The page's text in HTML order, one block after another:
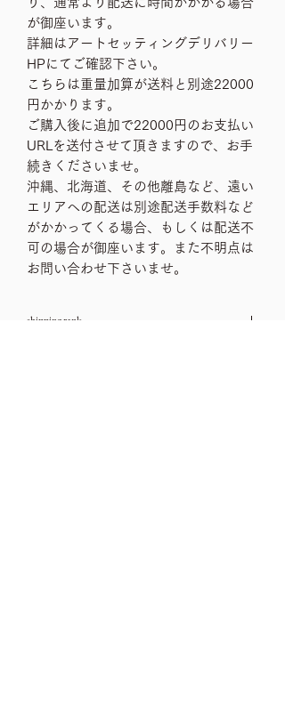
が御座います。
詳細はアートセッティングデリバリー
HPにてご確認下さい。
こちらは重量加算が送料と別途22000
円かかります。
ご購入後に追加で22000円のお支払い
URLを送付させて頂きますので、お手
続きくださいませ。
沖縄、北海道、その他離島など、遠い
エリアへの配送は別途配送手数料など
がかかってくる場合、もしくは配送不
可の場合が御座います。また不明点は
お問い合わせ下さいませ。
shipping rank